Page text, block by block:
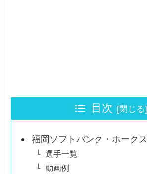
目次
福岡ソフトバンク・ホークス
選手一覧
動画例